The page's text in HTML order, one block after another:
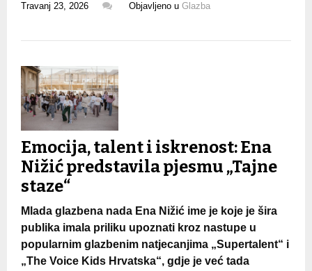
Travanj 23, 2026 Objavljeno u Glazba
Emocija, talent i iskrenost: Ena
Nižić predstavila pjesmu „Tajne
staze“
Mlada glazbena nada Ena Nižić ime je koje je šira
publika imala priliku upoznati kroz nastupe u
popularnim glazbenim natjecanjima „Supertalent“ i
„The Voice Kids Hrvatska“, gdje je već tada